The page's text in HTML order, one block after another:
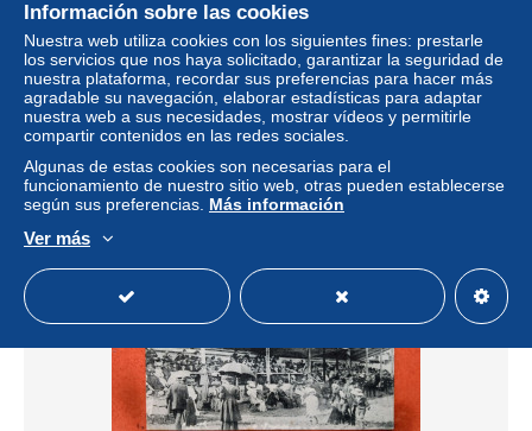
CPA. QUINZAINE D'AVIATION DE LA BAIE DE SEINE.
LE HAVRE. Kuller. Simon et Martinet en piste. (Bt-20.A.
a.088)
± 3,46 US$
Estatus
Información sobre las cookies
Nuestra web utiliza cookies con los siguientes fines: prestarle
los servicios que nos haya solicitado, garantizar la seguridad de
nuestra plataforma, recordar sus preferencias para hacer más
agradable su navegación, elaborar estadísticas para adaptar
nuestra web a sus necesidades, mostrar vídeos y permitirle
compartir contenidos en las redes sociales.
Algunas de estas cookies son necesarias para el
funcionamiento de nuestro sitio web, otras pueden establecerse
según sus preferencias. Más información
Ver más